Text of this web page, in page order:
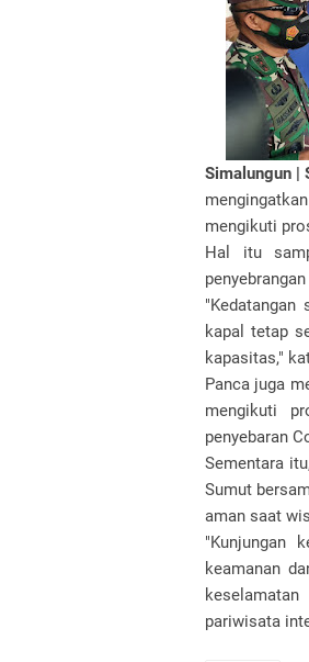
Simalungun |
mengikuti
Hal itu
"Kedatangan
kapal tetap
kapasitas,"
Panca juga
mengikuti
penyebaran
Sementara
Sumut
aman saat
"Kunjungan
keamanan
pariwisata